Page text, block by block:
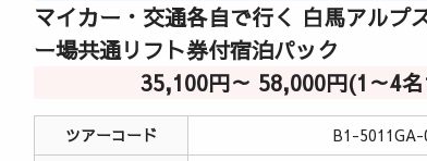
マイカー・交通各自で行く 白馬アルプ
ー場共通リフト券付宿泊パック
35,100円～ 58,000円(1～4名
ツアーコード
B1-5011GA-